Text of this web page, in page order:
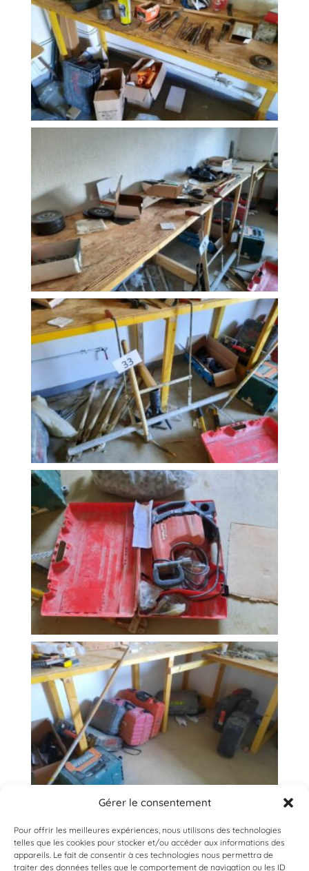
Gérer le consentement
Pour offrir les meilleures expériences, nous utilisons des technologies
telles que les cookies pour stocker et/ou accéder aux informations des
appareils. Le fait de consentir à ces technologies nous permettra de
traiter des données telles que le comportement de navigation ou les ID